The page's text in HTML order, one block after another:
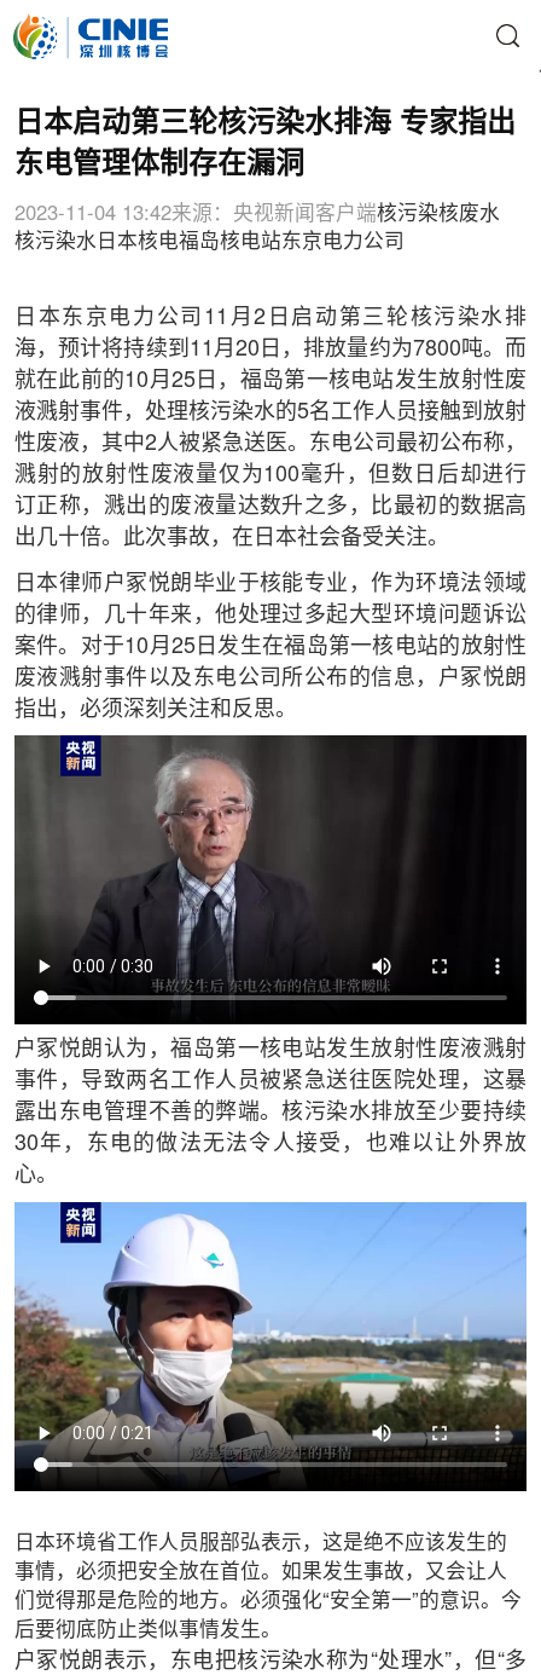
日本启动第三轮核污染水排海 专家指出
东电管理体制存在漏洞
2023-11-04 13:42来源：央视新闻客户端核污染核废水
核污染水 日本核电福岛核电站东京电力公司
日本东京电力公司11月2日启动第三轮核污染水排
海，预计将持续到11月20日，排放量约为7800吨。而
就在此前的10月25日，福岛第一核电站发生放射性废
液溅射事件，处理核污染水的5名工作人员接触到放射
性废液，其中2人被紧急送医。东电公司最初公布称，
溅射的放射性废液量仅为100毫升，但数日后却进行
订正称，溅出的废液量达数升之多，比最初的数据高
出几十倍。此次事故，在日本社会备受关注。
日本律师户冢悦朗毕业于核能专业，作为环境法领域
的律师，几十年来，他处理过多起大型环境问题诉讼
案件。对于10月25日发生在福岛第一核电站的放射性
废液溅射事件以及东电公司所公布的信息，户冢悦朗
指出，必须深刻关注和反思。
户冢悦朗认为，福岛第一核电站发生放射性废液溅射
事件，导致两名工作人员被紧急送往医院处理，这暴
露出东电管理不善的弊端。核污染水排放至少要持续
30年，东电的做法无法令人接受，也难以让外界放
心。
日本环境省工作人员服部弘表示，这是绝不应该发生的
事情，必须把安全放在首位。如果发生事故，又会让人
们觉得那是危险的地方。必须强化“安全第一”的意识。今
后要彻底防止类似事情发生。
户冢悦朗表示，东电把核污染水称为“处理水”，但“多